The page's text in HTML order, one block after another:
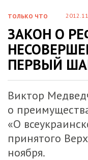
ТОЛЬКО ЧТО
ЗАКОН О
ПЕРВЫЙ
Виктор
о
«О
принятого
ноября.